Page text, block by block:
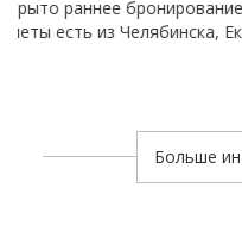
в Турцию на
Екатеринбурга.
Больше